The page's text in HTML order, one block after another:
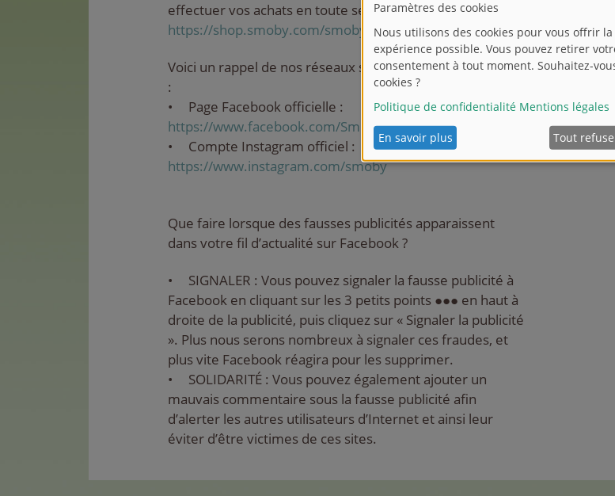
effectuer vos achats en toute sécurité :
https://shop.smoby.com/smoby_fr
Voici un rappel de nos réseaux sociaux officiels en France
:
• Page Facebook officielle :
https://www.facebook.com/SmobyFrance
• Compte Instagram officiel :
https://www.instagram.com/smoby
Que faire lorsque des fausses publicités apparaissent
dans votre fil d’actualité sur Facebook ?
• SIGNALER : Vous pouvez signaler la fausse publicité à
Facebook en cliquant sur les 3 petits points ●●● en haut à
droite de la publicité, puis cliquez sur « Signaler la publicité
». Plus nous serons nombreux à signaler ces fraudes, et
plus vite Facebook réagira pour les supprimer.
• SOLIDARITÉ : Vous pouvez également ajouter un
mauvais commentaire sous la fausse publicité afin
d’alerter les autres utilisateurs d’Internet et ainsi leur
éviter d’être victimes de ces sites.